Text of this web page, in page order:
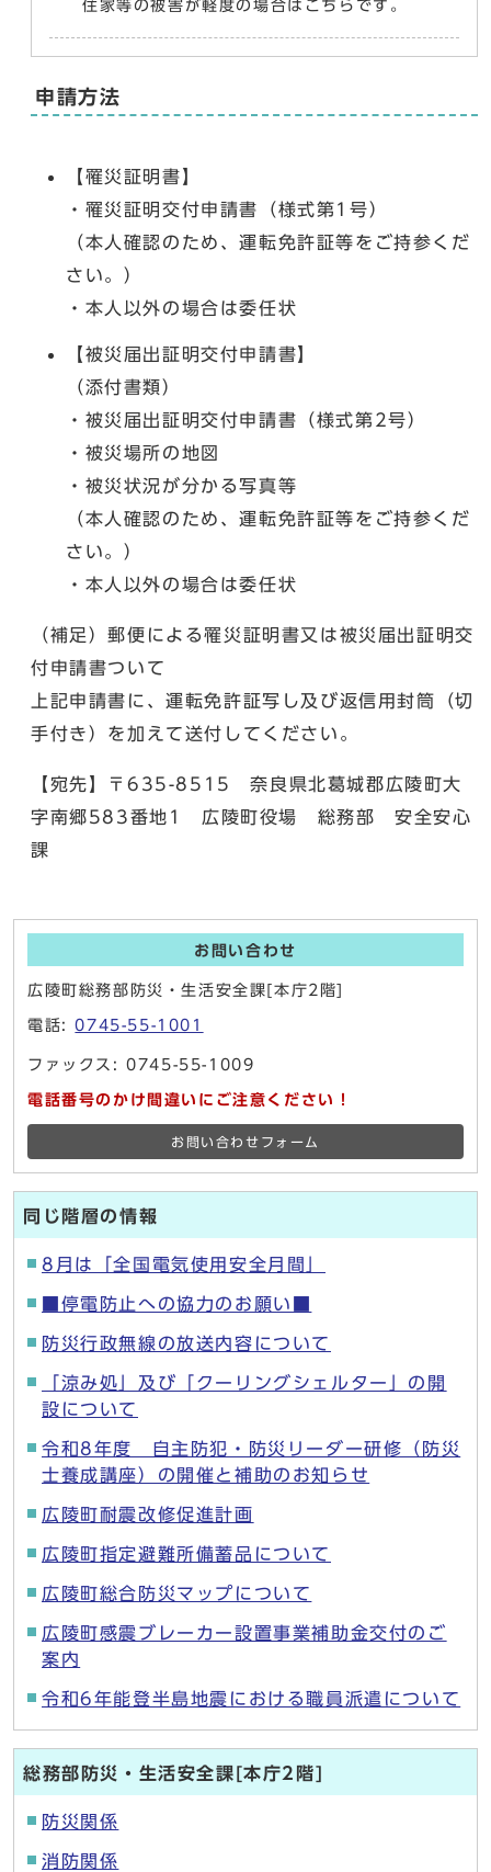
住家等の被害が軽度の場合はこちらです。
申請方法
【罹災証明書】
・罹災証明交付申請書（様式第1号）
（本人確認のため、運転免許証等をご持参くだ
さい。）
・本人以外の場合は委任状
【被災届出証明交付申請書】
（添付書類）
・被災届出証明交付申請書（様式第2号）
・被災場所の地図
・被災状況が分かる写真等
（本人確認のため、運転免許証等をご持参くだ
さい。）
・本人以外の場合は委任状
（補足）郵便による罹災証明書又は被災届出証明交
付申請書ついて
上記申請書に、運転免許証写し及び返信用封筒（切
手付き）を加えて送付してください。
【宛先】〒635-8515 奈良県北葛城郡広陵町大
字南郷583番地1 広陵町役場 総務部 安全安心
課
お問い合わせ
広陵町総務部防災・生活安全課[本庁2階]
電話:0745-55-1001
ファックス: 0745-55-1009
電話番号のかけ間違いにご注意ください！
お問い合わせフォーム
同じ階層の情報
8月は「全国電気使用安全月間」
■停電防止への協力のお願い■
防災行政無線の放送内容について
「涼み処」及び「クーリングシェルター」の開
設について
令和8年度 自主防犯・防災リーダー研修（防災
士養成講座）の開催と補助のお知らせ
広陵町耐震改修促進計画
広陵町指定避難所備蓄品について
広陵町総合防災マップについて
広陵町感震ブレーカー設置事業補助金交付のご
案内
令和6年能登半島地震における職員派遣について
総務部防災・生活安全課[本庁2階]
防災関係
消防関係